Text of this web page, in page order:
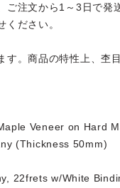
ご注文から1～3日で発
ください。
す。商品の特性上、杢
Veneer on Hard
(Thickness 50mm)
22frets w/White